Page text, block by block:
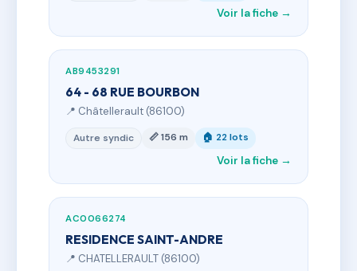
Voir la fiche →
AB9453291
64 - 68 RUE BOURBON
📍 Châtellerault (86100)
Autre syndic 📏 156 m 🏠 22 lots
Voir la fiche →
AC0066274
RESIDENCE SAINT-ANDRE
📍 CHATELLERAULT (86100)